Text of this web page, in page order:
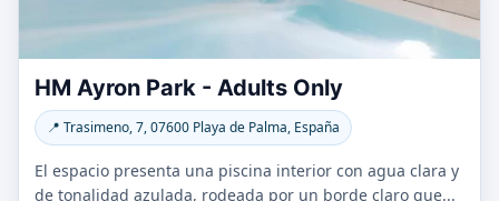
HM Ayron Park - Adults Only
📍 Trasimeno, 7, 07600 Playa de Palma, España
El espacio presenta una piscina interior con agua clara y
de tonalidad azulada, rodeada por un borde claro que...